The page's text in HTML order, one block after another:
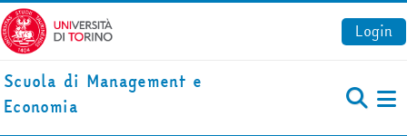
Vai al contenuto principale
Login
Scuola di Management e
Economia